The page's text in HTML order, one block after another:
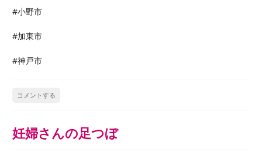
#小野市
#加東市
#神戸市
コメントする
妊婦さんの足つぼ